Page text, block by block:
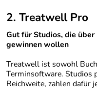
2. Treatwell Pro
Gut für Studios, die
gewinnen wollen
Treatwell ist sowohl
Terminsoftware. Studios
Reichweite, zahlen dafür